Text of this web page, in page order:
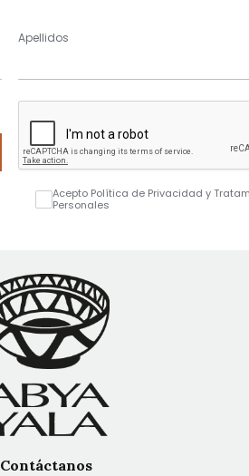
Apellidos
Acepto Política de Privacidad y
Personales
Contáctanos